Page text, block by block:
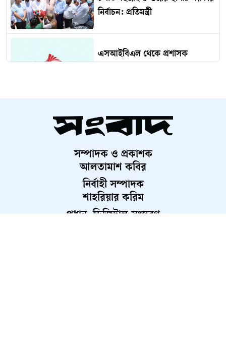
নির্বাচন: প্রতিমন্ত্রী
এসআইবিএল থেকে প্রশাসক
উদ্বোধন ১৬ আগস্ট
চব্বিশের জুলাই: রাষ্ট্র রূপান্তরের
যুগসন্ধি
চলচ্চিত্র প্রযোজক-পরিবেশক সমিতির
সম্পাদক ও প্রকাশক
আলতামাশ কবির
নির্বাহী সম্পাদক
শাহরিয়ার করিম
প্রধান, ডিজিটাল সংস্করণ